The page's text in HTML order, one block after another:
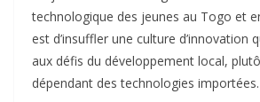
technologique des jeunes au Togo et
est d’insuffler une culture d’innovation
aux défis du développement local,
dépendant des technologies importées.